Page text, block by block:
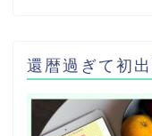
還暦過ぎて初